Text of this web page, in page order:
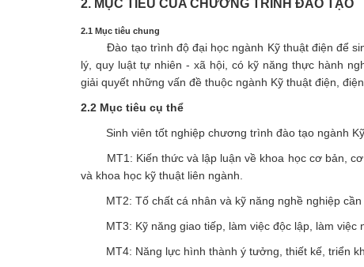
2. MỤC TIÊU CỦA CHƯƠNG TRÌNH ĐÀO TẠO
2.1 Mục tiêu chung
Đào tạo trình độ đại học ngành Kỹ thuật điện để
lý, quy luật tự nhiên - xã hội, có kỹ năng thực hành
giải quyết những vấn đề thuộc ngành Kỹ thuật điện, điện
2.2 Mục tiêu cụ thể
Sinh viên tốt nghiệp chương trình đào tạo ngành Kỹ
MT1: Kiến thức và lập luận về khoa học cơ bản, cơ
và khoa học kỹ thuật liên ngành.
MT2: Tố chất cá nhân và kỹ năng nghề nghiệp cần
MT3: Kỹ năng giao tiếp, làm việc độc lập, làm việc
MT4: Năng lực hình thành ý tưởng, thiết kế, triển